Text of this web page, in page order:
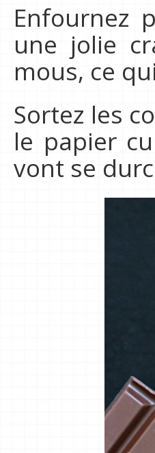
Enfournez
une jolie
mous, ce
Sortez les
le papier
vont se